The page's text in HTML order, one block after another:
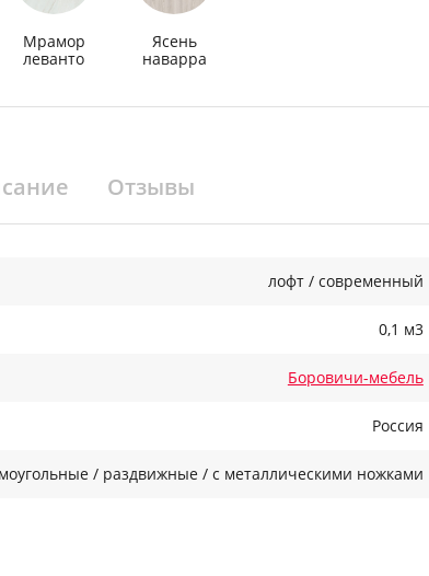
Мрамор
леванто
Ясень
наварра
Отзывы
лофт / современный
0,1 м3
Боровичи-мебель
Россия
/ раздвижные / с металлическими ножками